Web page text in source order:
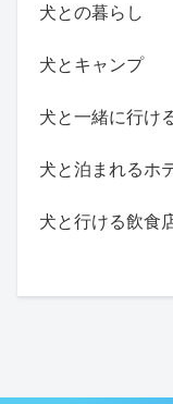
犬との暮らし
犬とキャンプ
犬と一緒に行け
犬と泊まれるホ
犬と行ける飲食